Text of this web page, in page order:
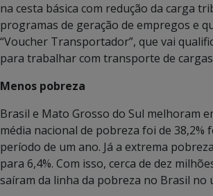
na cesta básica com redução da carga
programas de geração de empregos e
“Voucher Transportador”, que vai
para trabalhar com transporte de
Menos pobreza
Brasil e Mato Grosso do Sul melhoram
média nacional de pobreza foi de 38,2%
período de um ano. Já a extrema
para 6,4%. Com isso, cerca de dez
saíram da linha da pobreza no Brasil no